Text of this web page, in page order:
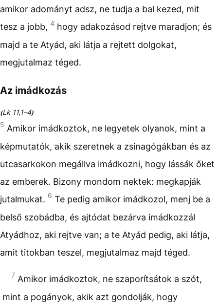
amikor adományt adsz, ne tudja a bal kezed, mit
tesz a jobb, 4 hogy adakozásod rejtve maradjon; és
majd a te Atyád, aki látja a rejtett dolgokat,
megjutalmaz téged.
Az imádkozás
(Lk 11,1–4)
5 Amikor imádkoztok, ne legyetek olyanok, mint a
képmutatók, akik szeretnek a zsinagógákban és az
utcasarkokon megállva imádkozni, hogy lássák őket
az emberek. Bizony mondom nektek: megkapják
jutalmukat. 6 Te pedig amikor imádkozol, menj be a
belső szobádba, és ajtódat bezárva imádkozzál
Atyádhoz, aki rejtve van; a te Atyád pedig, aki látja,
amit titokban teszel, megjutalmaz majd téged.
7 Amikor imádkoztok, ne szaporítsátok a szót,
mint a pogányok, akik azt gondolják, hogy